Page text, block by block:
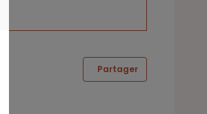
Partager